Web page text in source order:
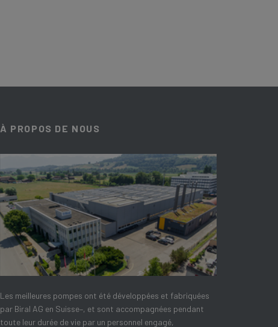
À PROPOS DE NOUS
Les meilleures pompes ont été développées et fabriquées
par Biral AG en Suisse–, et sont accompagnées pendant
toute leur durée de vie par un personnel engagé,